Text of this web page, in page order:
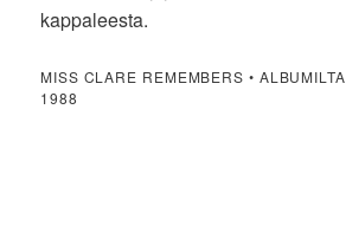
kappaleesta.
MISS CLARE REMEMBERS • ALBUMILTA
1988